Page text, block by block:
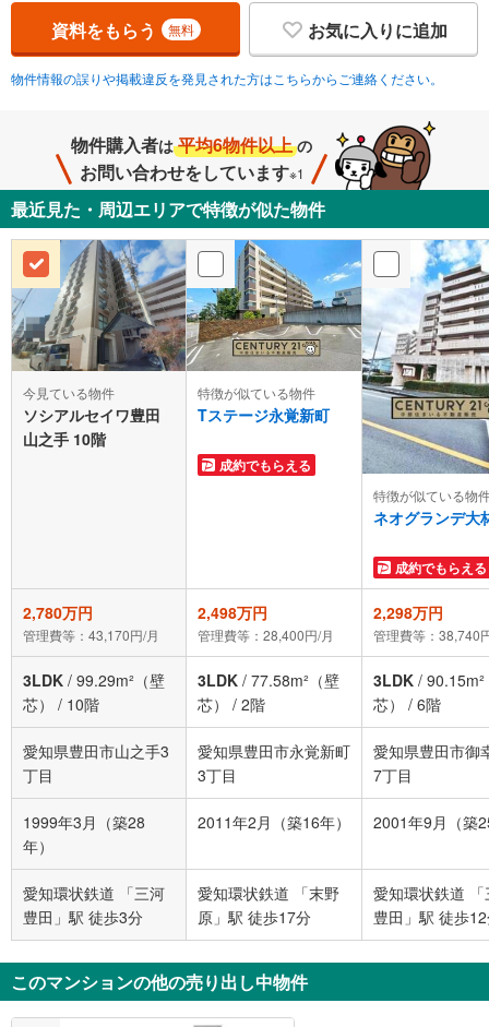
資料をもらう 無料 お気に入りに追加
物件情報の誤りや掲載違反を発見された方はこちらからご連絡ください。
物件購入者は 平均6物件以上 の
お問い合わせをしています※1
最近見た・周辺エリアで特徴が似た物件
今見ている物件
ソシアルセイワ豊田
山之手 10階
特徴が似ている物件
Tステージ永覚新町
成約でもらえる
特徴が似ている物
ネオグランデ大
成約でもらえる
2,780万円
管理費等：43,170円/月
2,498万円
管理費等：28,400円/月
2,298万円
管理費等：38,740
3LDK / 99.29m²（壁
芯）
/ 10階
3LDK / 77.58m²（壁
芯）
/ 2階
3LDK /
芯）
/ 6階
愛知県豊田市山之手3
丁目
愛知県豊田市永覚新町
3丁目
愛知県豊田市御
7丁目
1999年3月（築28
年）
2011年2月（築16年） 2001年9月（築
愛知環状鉄道 「三河
豊田」駅 徒歩3分
愛知環状鉄道 「末野
原」駅 徒歩17分
愛知環状鉄道 「
豊田」駅 徒歩
このマンションの他の売り出し中物件